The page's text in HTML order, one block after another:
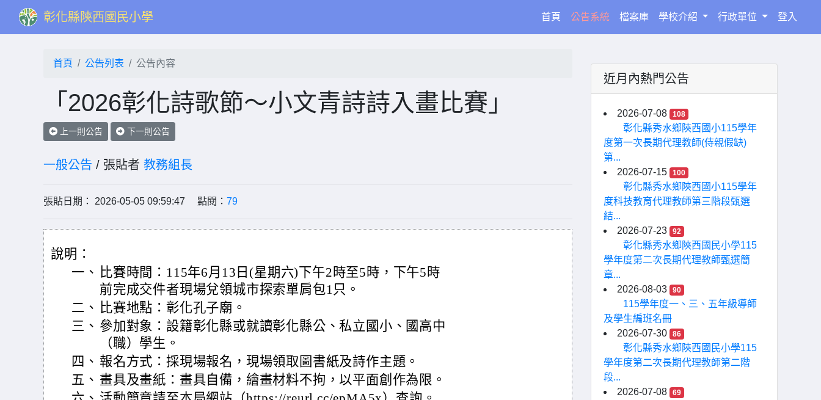
彰化縣陝西國民小學 首頁(current)
公告系統 檔案庫 學校介紹 行政單位 登入
首頁 公告列表 公告內容
「2026彰化詩歌節～小文青詩詩入畫比賽」
上一則公告 下一則公告
一般公告 / 張貼者 教務組長
張貼日期： 2026-05-05 09:59:47 點閱： 79
說明：
一、 比賽時間：115年6月13日(星期六)下午2時至5時，下午5時
前完成交件者現場兌領城市探索單肩包1只。
二、 比賽地點：彰化孔子廟。
三、 參加對象：設籍彰化縣或就讀彰化縣公、私立國小、國高中
（職）學生。
四、 報名方式：採現場報名，現場領取圖書紙及詩作主題。
五、 畫具及畫紙：畫具自備，繪畫材料不拘，以平面創作為限。
近月內熱門公告
2026-07-08 108
彰化縣秀水鄉陝西國小115學年
度第一次長期代理教師(侍親假缺)
第...
2026-07-15
100
彰化縣秀水鄉陝西國小115學年
度科技教育代理教師第三階段甄選
結...
2026-07-23
92
彰化縣秀水鄉陝西國民小學115
學年度第二次長期代理教師甄選簡
章...
2026-08-03
90
115學年度一、三、五年級導師
及學生編班名冊
2026-07-30
86
彰化縣秀水鄉陝西國民小學115
學年度第二次長期代理教師第二階
段...
2026-07-08
69